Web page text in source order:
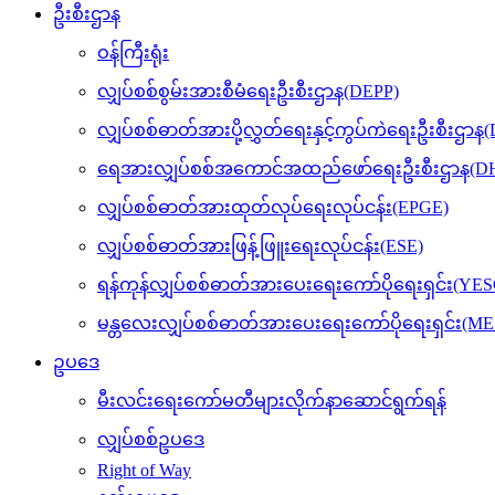
ဦးစီးဌာန
ဝန်ကြီးရုံး
လျှပ်စစ်စွမ်းအားစီမံရေးဦးစီးဌာန(DEPP)
လျှပ်စစ်ဓာတ်အားပို့လွှတ်ရေးနှင့်ကွပ်ကဲရေးဦးစီးဌာန
ရေအားလျှပ်စစ်အကောင်အထည်ဖော်ရေးဦးစီးဌာန
လျှပ်စစ်ဓာတ်အားထုတ်လုပ်ရေးလုပ်ငန်း(EPGE)
လျှပ်စစ်ဓာတ်အားဖြန့်ဖြူးရေးလုပ်ငန်း(ESE)
ရန်ကုန်လျှပ်စစ်ဓာတ်အားပေးရေးကော်ပိုရေးရှင်း
မန္တလေးလျှပ်စစ်ဓာတ်အားပေးရေးကော်ပိုရေးရှင်း
ဥပဒေ
မီးလင်းရေးကော်မတီများလိုက်နာဆောင်ရွက်ရန်
လျှပ်စစ်ဥပဒေ
Right of Way